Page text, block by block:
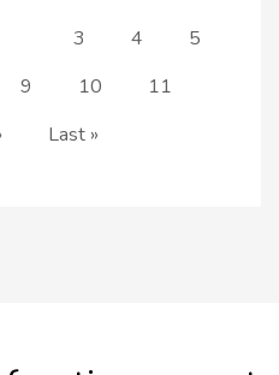
Page
3 Page
4 Page
5
Page
9 Page
10 Page
11
Dernière
Last »